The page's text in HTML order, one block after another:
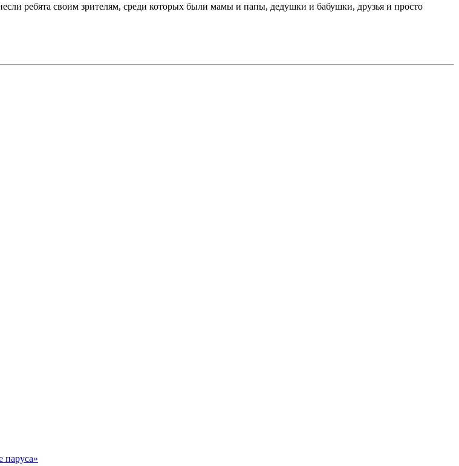
ребята своим зрителям, среди которых были мамы и папы, дедушки и бабушки, друзья и просто
паруса»